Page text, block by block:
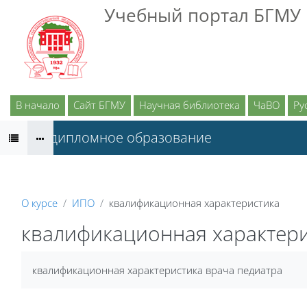
Перейти к основному содержаниюУчебный портал БГМУ
В начало Сайт БГМУ Научная библиотека ЧаВО
Последипломное образование
О курсе ИПО квалификационная характеристика
квалификационная
квалификационная характеристика врача педиатра